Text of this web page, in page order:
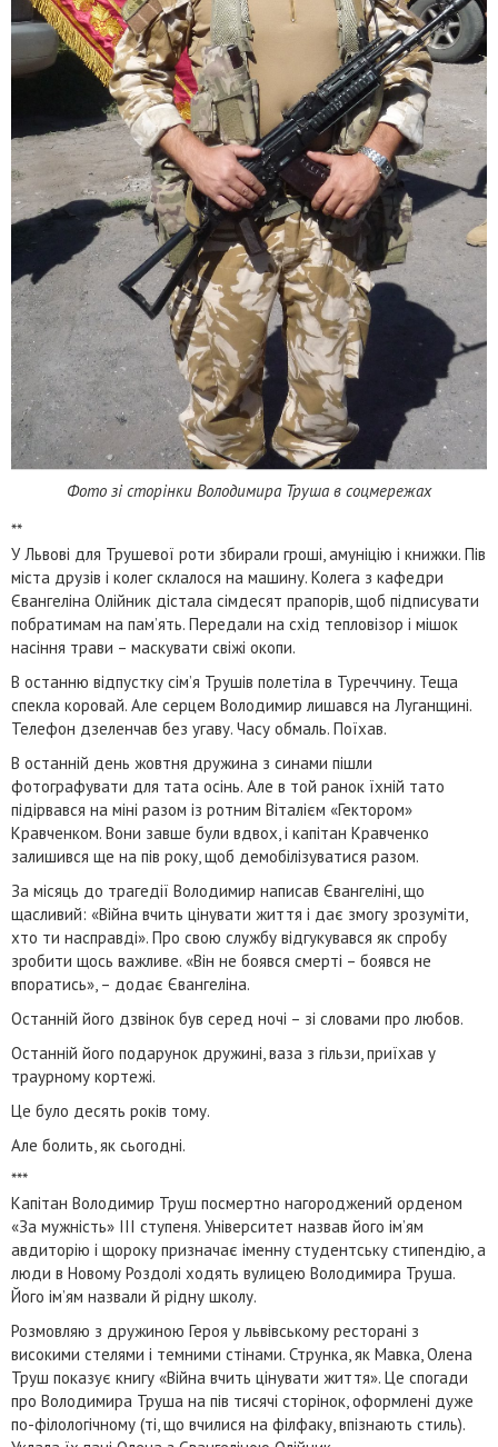
Фото зі сторінки Володимира Труша в соцмережах
**
У Львові для Трушевої роти збирали гроші, амуніцію і книжки. Пів
міста друзів і колег склалося на машину. Колега з кафедри
Євангеліна Олійник дістала сімдесят прапорів, щоб підписувати
побратимам на пам’ять. Передали на схід тепловізор і мішок
насіння трави – маскувати свіжі окопи.
В останню відпустку сім’я Трушів полетіла в Туреччину. Теща
спекла коровай. Але серцем Володимир лишався на Луганщині.
Телефон дзеленчав без угаву. Часу обмаль. Поїхав.
В останній день жовтня дружина з синами пішли
фотографувати для тата осінь. Але в той ранок їхній тато
підірвався на міні разом із ротним Віталієм «Гектором»
Кравченком. Вони завше були вдвох, і капітан Кравченко
залишився ще на пів року, щоб демобілізуватися разом.
За місяць до трагедії Володимир написав Євангеліні, що
щасливий: «Війна вчить цінувати життя і дає змогу зрозуміти,
хто ти насправді». Про свою службу відгукувався як спробу
зробити щось важливе. «Він не боявся смерті – боявся не
впоратись», – додає Євангеліна.
Останній його дзвінок був серед ночі – зі словами про любов.
Останній його подарунок дружині, ваза з гільзи, приїхав у
траурному кортежі.
Це було десять років тому.
Але болить, як сьогодні.
***
Капітан Володимир Труш посмертно нагороджений орденом
«За мужність» ІІІ ступеня. Університет назвав його ім’ям
авдиторію і щороку призначає іменну студентську стипендію, а
люди в Новому Роздолі ходять вулицею Володимира Труша.
Його ім’ям назвали й рідну школу.
Розмовляю з дружиною Героя у львівському ресторані з
високими стелями і темними стінами. Струнка, як Мавка, Олена
Труш показує книгу «Війна вчить цінувати життя». Це спогади
про Володимира Труша на пів тисячі сторінок, оформлені дуже
по-філологічному (ті, що вчилися на філфаку, впізнають стиль).